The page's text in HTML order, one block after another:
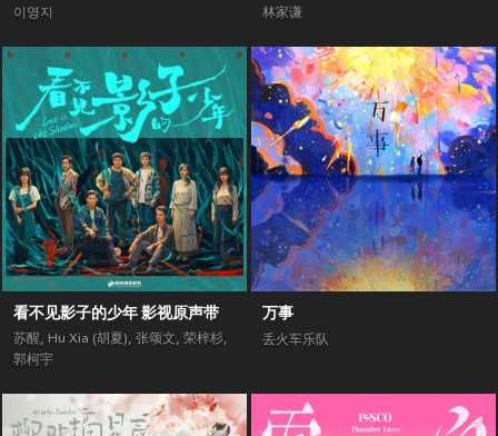
이영지 林家谦
看不见影子的少年 影视原声带
苏醒, Hu Xia (胡夏), 张颂文, 荣梓杉,
郭柯宇
万事
丢火车乐队